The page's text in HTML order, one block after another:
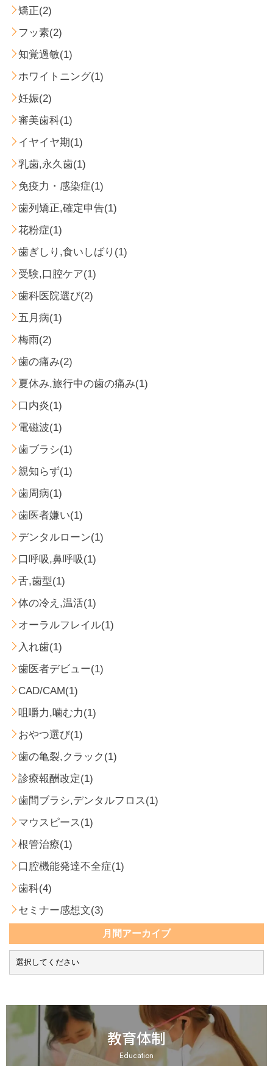
矯正(2)
フッ素(2)
知覚過敏(1)
ホワイトニング(1)
妊娠(2)
審美歯科(1)
イヤイヤ期(1)
乳歯,永久歯(1)
免疫力・感染症(1)
歯列矯正,確定申告(1)
花粉症(1)
歯ぎしり,食いしばり(1)
受験,口腔ケア(1)
歯科医院選び(2)
五月病(1)
梅雨(2)
歯の痛み(2)
夏休み,旅行中の歯の痛み(1)
口内炎(1)
電磁波(1)
歯ブラシ(1)
親知らず(1)
歯周病(1)
歯医者嫌い(1)
デンタルローン(1)
口呼吸,鼻呼吸(1)
舌,歯型(1)
体の冷え,温活(1)
オーラルフレイル(1)
入れ歯(1)
歯医者デビュー(1)
CAD/CAM(1)
咀嚼力,噛む力(1)
おやつ選び(1)
歯の亀裂,クラック(1)
診療報酬改定(1)
歯間ブラシ,デンタルフロス(1)
マウスピース(1)
根管治療(1)
口腔機能発達不全症(1)
歯科(4)
セミナー感想文(3)
月間アーカイブ
教育体制
Education